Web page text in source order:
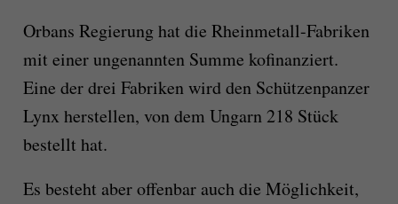
Orbans Regierung hat die Rheinmetall-Fabriken
mit einer ungenannten Summe kofinanziert.
Eine der drei Fabriken wird den Schützenpanzer
Lynx herstellen, von dem Ungarn 218 Stück
bestellt hat.
Es besteht aber offenbar auch die Möglichkeit,